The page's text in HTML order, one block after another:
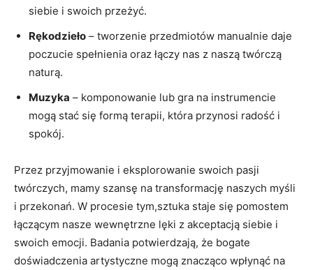
siebie i swoich przeżyć.
Rękodzieło – tworzenie przedmiotów manualnie daje
poczucie spełnienia oraz łączy nas z naszą twórczą
naturą.
Muzyka – komponowanie lub gra na instrumencie
mogą stać się formą terapii, która przynosi radość i
spokój.
Przez przyjmowanie i eksplorowanie swoich pasji
twórczych, mamy szansę na transformację naszych myśli
i przekonań. W procesie tym,sztuka staje się pomostem
łączącym nasze wewnętrzne lęki z akceptacją siebie i
swoich emocji. Badania potwierdzają, że bogate
doświadczenia artystyczne mogą znacząco wpłynąć na